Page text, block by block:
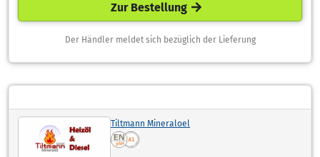
Zur Bestellung
Der Händler meldet sich bezüglich der Lieferung
Tiltmann Mineraloel